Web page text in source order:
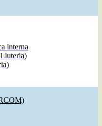
interna